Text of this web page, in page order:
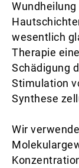
wesentlich
Therapie
Schädigung
Stimulation
Synthese
Wir